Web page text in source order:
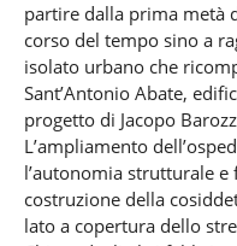
partire dalla prima metà
corso del tempo sino a
isolato urbano che
Sant’Antonio Abate,
progetto di Jacopo
L’ampliamento
l’autonomia strutturale e
costruzione della
lato a copertura dello